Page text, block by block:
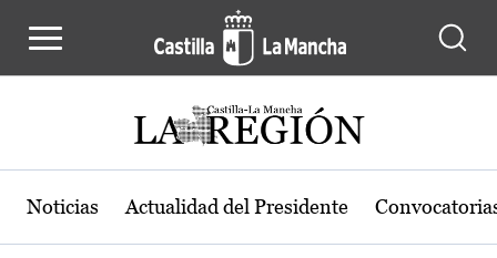
Actualidad de la región de Castilla-
Noticias Actualidad del Presidente